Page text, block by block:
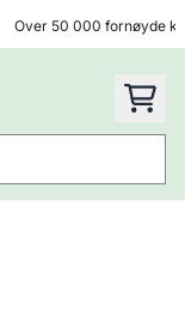
Over 50 000 fornøyde